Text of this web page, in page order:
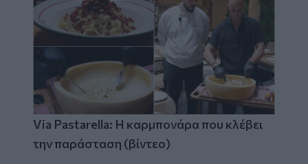
Via Pastarella: Η καρμπονάρα που κλέβει
την παράσταση (βίντεο)